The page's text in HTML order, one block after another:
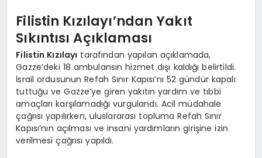
Filistin Kızılayı’ndan Yakıt
Sıkıntısı Açıklaması
Filistin Kızılayı tarafından yapılan açıklamada,
Gazze’deki 18 ambulansın hizmet dışı kaldığı belirtildi.
İsrail ordusunun Refah Sınır Kapısı’nı 52 gündür kapalı
tuttuğu ve Gazze’ye giren yakıtın yardım ve tıbbi
amaçları karşılamadığı vurgulandı. Acil müdahale
çağrısı yapılırken, uluslararası topluma Refah Sınır
Kapısı’nın açılması ve insani yardımların girişine izin
verilmesi çağrısı yapıldı.